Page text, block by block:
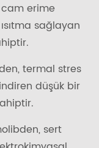
cam erime
sağlayan
termal stres
düşük bir
sert